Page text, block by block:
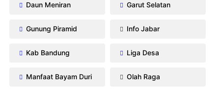
Daun Meniran Garut Selatan
Gunung Piramid Info Jabar
Kab Bandung Liga Desa
Manfaat Bayam Duri Olah Raga